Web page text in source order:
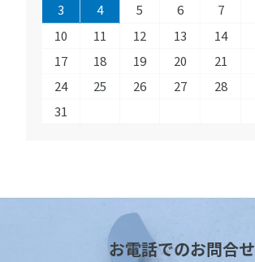
3
4 5 6 7
10
11 12 13 14
17
18 19 20 21
24
25 26 27 28
31
お電話でのお問合せ